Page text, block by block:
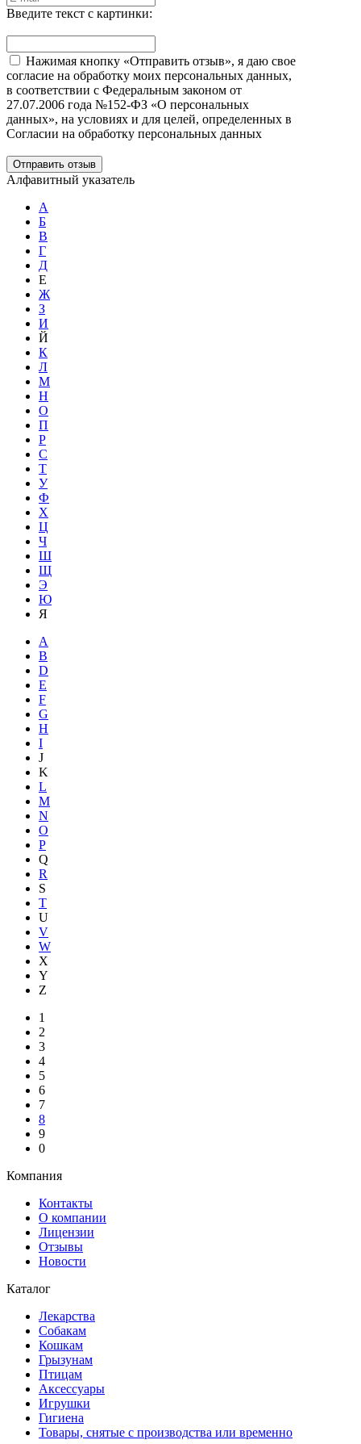
Введите текст с картинки:
Нажимая кнопку «Отправить отзыв», я даю свое
согласие на обработку моих персональных данных,
в соответствии с Федеральным законом от
27.07.2006 года №152-ФЗ «О персональных
данных», на условиях и для целей, определенных в
Согласии на обработку персональных данных
Отправить отзыв
Алфавитный указатель
А
Б
В
Г
Д
Е
Ж
З
И
Й
К
Л
М
Н
О
П
Р
С
Т
У
Ф
Х
Ц
Ч
Ш
Щ
Э
Ю
Я
A
B
D
E
F
G
H
I
J
K
L
M
N
O
P
Q
R
S
T
U
V
W
X
Y
Z
1
2
3
4
5
6
7
8
9
0
Компания
Контакты
О компании
Лицензии
Отзывы
Новости
Каталог
Лекарства
Собакам
Кошкам
Грызунам
Птицам
Аксессуары
Игрушки
Гигиена
Товары, снятые с производства или временно